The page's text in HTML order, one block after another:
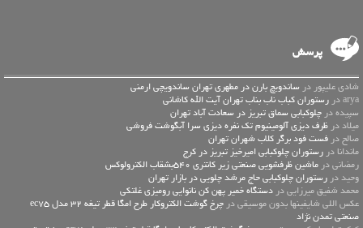
پرسش
شادی علیپور در ساندویچ بارن در مطهری تهران ساندویچی ارمنی
arya در
رستوران کباب ناب بناب تهران آیت الله کاشانی
سپیده در چلوکبابی سماق تبریز در سعادت آباد تهران
میلاد در ظرف دیزی آلومینیوم تک نفره دیزی سرا آبگوشت فروشی
صالح در فست فود برگر کلاب شهران تهران
ماندانا در رستوران چلوکبابی امیرخیز تبریز در کرج
رمضانی در ماشین ظرفشویی صنعتی زیر کانتری 540بشقاب الکترولوکس
وحید در رستوران چلوکبابی حاج مرشد چلویی در بازار تهران
محمد شفیق میرزایی در دستگاه خمیر پهن کن نانوایی رومیزی غلتکی
عكس اللي شايفينها بدون موسيقى در
چرخ گوشت الکتروکار طرح امگا قطر تیغه 32 مدل ec75
صنعتی تمدن نژاد